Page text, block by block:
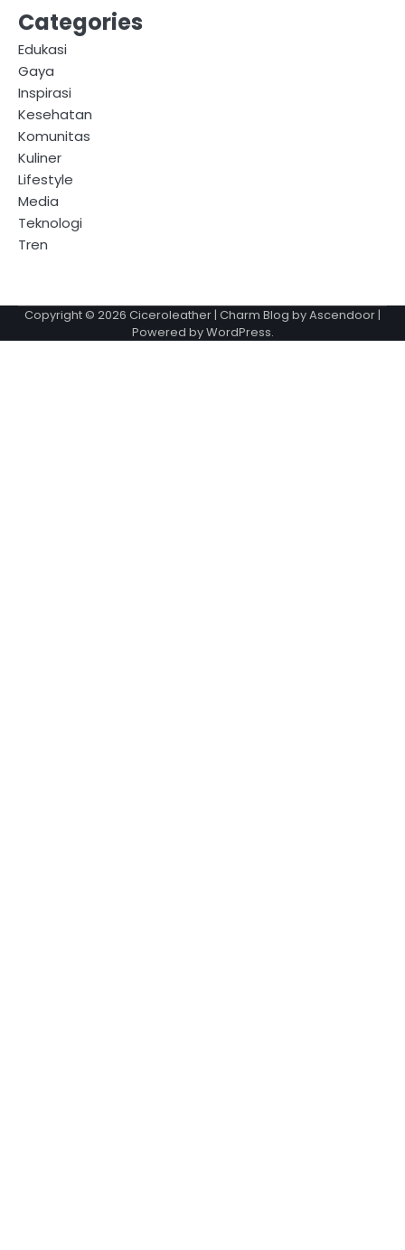
Categories
Edukasi
Gaya
Inspirasi
Kesehatan
Komunitas
Kuliner
Lifestyle
Media
Teknologi
Tren
Copyright © 2026 Ciceroleather | Charm Blog byAscendoor |
Powered byWordPress.